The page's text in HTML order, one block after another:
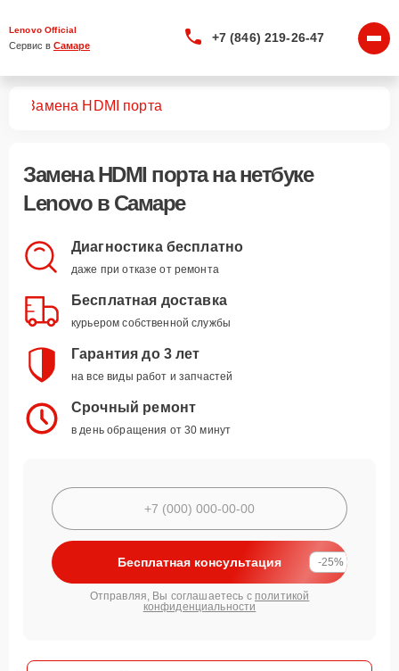
Lenovo Official
Сервис в Самаре
+7 (846) 219-26-47
Замена HDMI порта
Замена HDMI портана нетбуке
Lenovo в Самаре
Диагностика бесплатно
даже при отказе от ремонта
Бесплатная доставка
курьером собственной службы
Гарантия до 3 лет
на все виды работ и запчастей
Срочный ремонт
в день обращения от 30 минут
Бесплатная консультация -25%
Отправляя, Вы соглашаетесь с политикой
конфиденциальности